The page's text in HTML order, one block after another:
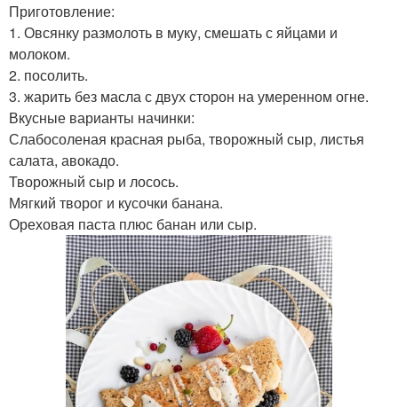
Приготовление:
1. Овсянку размолоть в муку, смешать с яйцами и
молоком.
2. посолить.
3. жарить без масла с двух сторон на умеренном огне.
Вкусные варианты начинки:
Слабосоленая красная рыба, творожный сыр, листья
салата, авокадо.
Творожный сыр и лосось.
Мягкий творог и кусочки банана.
Ореховая паста плюс банан или сыр.